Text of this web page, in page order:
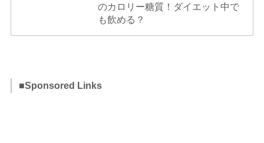
のカロリー糖質！ダイエット中で
も飲める？
■Sponsored Links